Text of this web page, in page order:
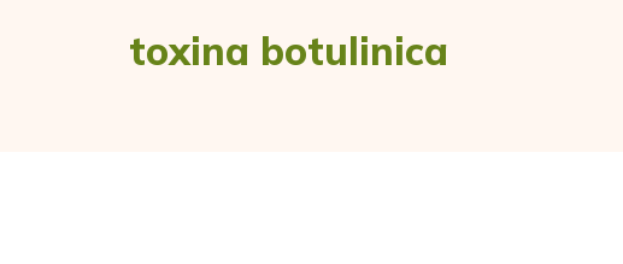
toxina botulinica